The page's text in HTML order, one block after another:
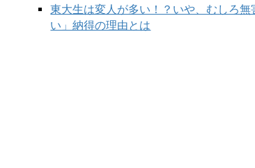
（すべて3月中旬発売予定）、‘SHOES’ 134,200円（4月上旬
たネイビーのセットアップに身を包み
東大生は変人が多い！？いや、むしろ
い」納得の理由とは